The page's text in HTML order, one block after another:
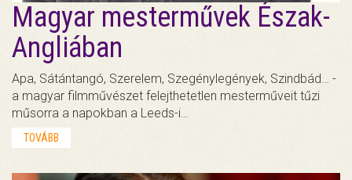
Magyar mesterművek Észak-
Angliában
Apa, Sátántangó, Szerelem, Szegénylegények, Szindbád… -
a magyar filmművészet felejthetetlen mesterműveit tűzi
műsorra a napokban a Leeds-i…
TOVÁBB